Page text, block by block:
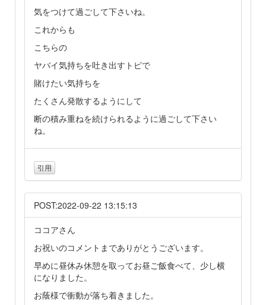
気をつけて過ごして下さいね。
これからも
こちらの
ヤバイ気持ちを吐き出すトピで
賭けたい気持ちを
たくさん発散するようにして
断の積み重ねを続けられるように過ごして下さい
ね。
引用
POST:2022-09-22 13:15:13
ココアさん
お祝いのコメントまでありがとうございます。
早めに昼休み休憩を取ってお昼ご飯食べて、少し横
になりました。
お蔭様で衝動が落ち着きました。